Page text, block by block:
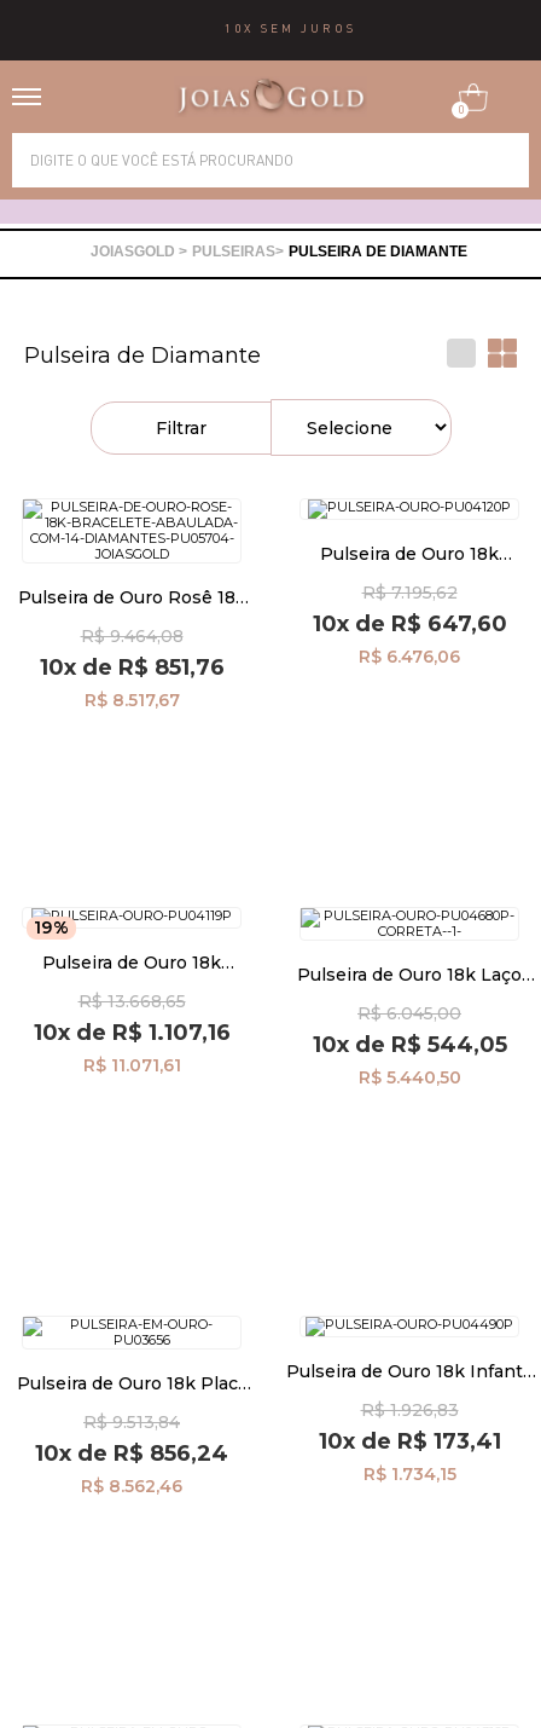
10X SEM JUROS
0
PULSEIRAS PULSEIRA DE DIAMANTE
Pulseira de Diamante
Filtrar
Pulseira de Ouro Rosê 18k
Diamantes pu05704
R$ 9.464,08
10xde R$ 851,76
R$ 8.517,67
Pulseira de Ouro 18k
Eterno com Diamantes
pu04120
R$ 7.195,62
10xde R$ 647,60
R$ 6.476,06
Pulseira de Ouro 18k
18cm pu04119
R$ 13.668,65
10xde R$ 1.107,16
R$ 11.071,61
19%
Pulseira de Ouro 18k Laço
16cm pu04680
R$ 6.045,00
10xde R$ 544,05
R$ 5.440,50
Pulseira de Ouro 18k Placa
Diamante 20cm pu03656
R$ 9.513,84
10x de R$ 856,24
R$ 8.562,46
Pulseira de Ouro 18k Infantil
Diamante 14cm pu04490
R$ 1.926,83
10xde R$ 173,41
R$ 1.734,15
Alianças
Anéis
Pingentes
OFERTAS